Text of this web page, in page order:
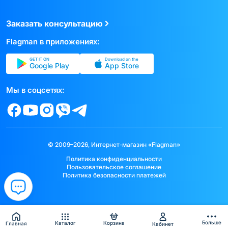
Главная Каталог Корзина Кабинет Больше
Заказать консультацию
Flagman в приложениях:
GET IT ON
Google Play
Download on the
App Store
Мы в соцсетях:
© 2009–2026, Интернет-магазин «Flagman»
Политика конфиденциальности
Пользовательское соглашение
Политика безопасности платежей